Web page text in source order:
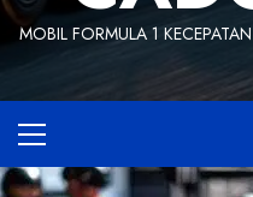
MOBIL FORMULA 1
Menu